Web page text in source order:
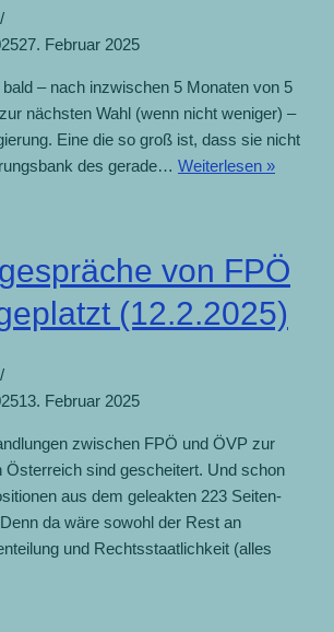
27. Februar 2025
– nach inzwischen 5 Monaten von 5
nächsten Wahl (wenn nicht weniger) –
Eine die so groß ist, dass sie nicht
des gerade… Weiterlesen »
von FPÖ
(12.2.2025)
13. Februar 2025
zwischen FPÖ und ÖVP zur
Österreich sind gescheitert. Und schon
aus dem geleakten 223 Seiten-
da wäre sowohl der Rest an
und Rechtsstaatlichkeit (alles